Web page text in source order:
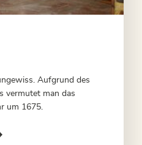
Aufgrund des
vermutet man das
um 1675.